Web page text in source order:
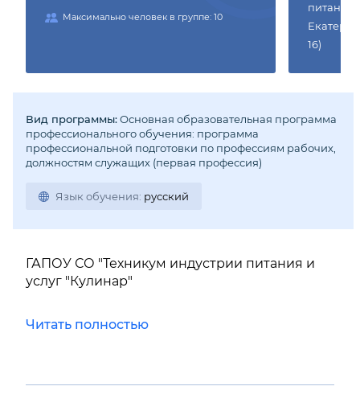
Максимально человек в группе: 10
питания
16)
Вид программы:Основная образовательная программа
профессионального обучения: программа
профессиональной подготовки по профессиям рабочих,
должностям служащих (первая профессия)
Язык обучения: русский
ГАПОУ СО "Техникум индустрии питания и
услуг "Кулинар"
Читать полностью